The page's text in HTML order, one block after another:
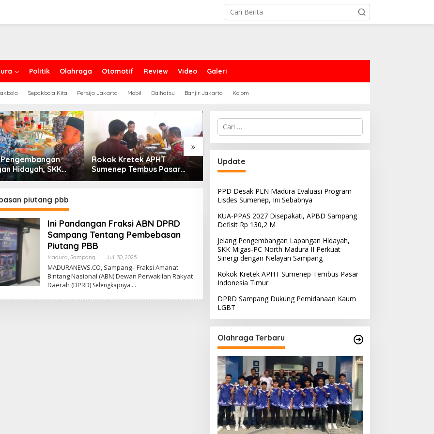
Politik Olahraga Otomotif Review Video Galeri
Sepakbola Kita Persija Jakarta Mobil Daihatsu Banjir Jakarta Kolom
»
Hidayah, SKK
North Madura II
Sampang
Rokok Kretek APHT
Sumenep Tembus Pasar
Indonesia Timur
DPRD Sampang Dukung
Pemidanaan Kaum LGBT
piutang pbb
Ini Pandangan Fraksi ABN DPRD
Sampang Tentang Pembebasan
Piutang PBB
Madura, Sampang Juli 30, 2025Oleh
MADURANEWS.CO, Sampang– Fraksi Amanat
Bintang Nasional (ABN) Dewan Perwakilan Rakyat
Daerah (DPRD) Selengkapnya
Cari
untuk:
Update
PPD Desak PLN Madura Evaluasi Program
Lisdes Sumenep, Ini Sebabnya
KUA-PPAS 2027 Disepakati, APBD Sampang
Defisit Rp 130,2 M
Jelang Pengembangan Lapangan Hidayah,
SKK Migas-PC North Madura II Perkuat
Sinergi dengan Nelayan Sampang
Rokok Kretek APHT Sumenep Tembus Pasar
Indonesia Timur
DPRD Sampang Dukung Pemidanaan Kaum
LGBT
Olahraga Terbaru